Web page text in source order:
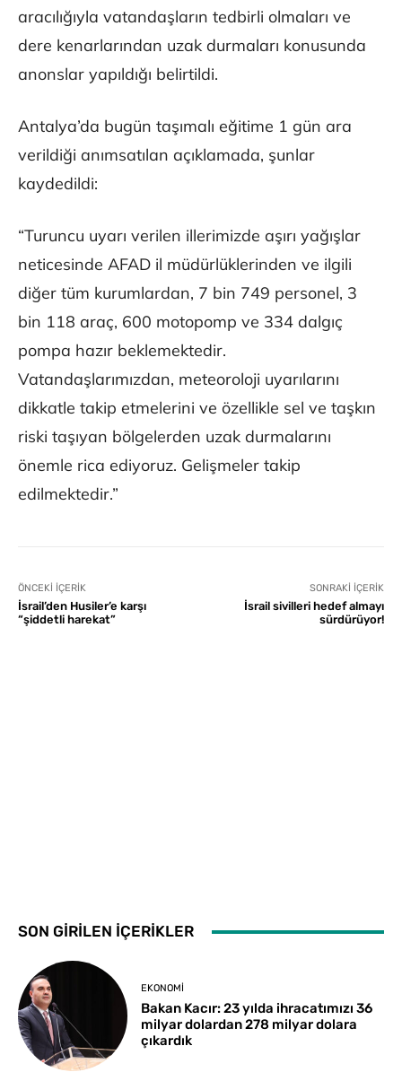
aracılığıyla vatandaşların tedbirli olmaları ve
dere kenarlarından uzak durmaları konusunda
anonslar yapıldığı belirtildi.
Antalya’da bugün taşımalı eğitime 1 gün ara
verildiği anımsatılan açıklamada, şunlar
kaydedildi:
“Turuncu uyarı verilen illerimizde aşırı yağışlar
neticesinde AFAD il müdürlüklerinden ve ilgili
diğer tüm kurumlardan, 7 bin 749 personel, 3
bin 118 araç, 600 motopomp ve 334 dalgıç
pompa hazır beklemektedir.
Vatandaşlarımızdan, meteoroloji uyarılarını
dikkatle takip etmelerini ve özellikle sel ve taşkın
riski taşıyan bölgelerden uzak durmalarını
önemle rica ediyoruz. Gelişmeler takip
edilmektedir.”
ÖNCEKI İÇERIK
İsrail’den Husiler’e karşı
“şiddetli harekat”
SONRAKI İÇERIK
İsrail sivilleri hedef almayı
sürdürüyor!
SON GİRİLEN İÇERİKLER
EKONOMI
Bakan Kacır: 23 yılda ihracatımızı 36
milyar dolardan 278 milyar dolara
çıkardık